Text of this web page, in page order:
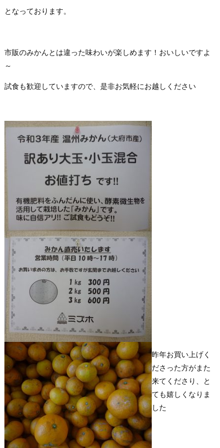
となっております。
市販のみかんとは違った味わいが楽しめます！おいしいですよ
～
試食も歓迎していますので、是非お気軽にお越しください
昨年お買い上げく
ださった方がまた
来てくださり、と
ても嬉しくなりま
した